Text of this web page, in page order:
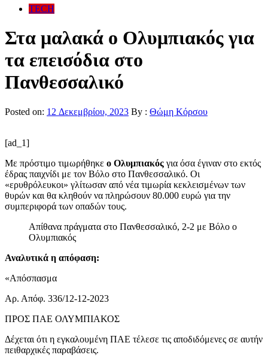
TECH
Στα μαλακά ο Ολυμπιακός για
τα επεισόδια στο
Πανθεσσαλικό
Posted on: 12 Δεκεμβρίου, 2023 By : Θώμη Κόρσου
[ad_1]
Με πρόστιμο τιμωρήθηκε ο Ολυμπιακός για όσα έγιναν στο εκτός
έδρας παιχνίδι με τον Βόλο στο Πανθεσσαλικό. Οι
«ερυθρόλευκοι» γλίτωσαν από νέα τιμωρία κεκλεισμένων των
θυρών και θα κληθούν να πληρώσουν 80.000 ευρώ για την
συμπεριφορά των οπαδών τους.
Απίθανα πράγματα στο Πανθεσσαλικό, 2-2 με Βόλο ο
Ολυμπιακός
Αναλυτικά η απόφαση:
«Απόσπασμα
Αρ. Απόφ. 336/12-12-2023
ΠΡΟΣ ΠΑΕ ΟΛΥΜΠΙΑΚΟΣ
Δέχεται ότι η εγκαλουμένη ΠΑΕ τέλεσε τις αποδιδόμενες σε αυτήν
πειθαρχικές παραβάσεις.